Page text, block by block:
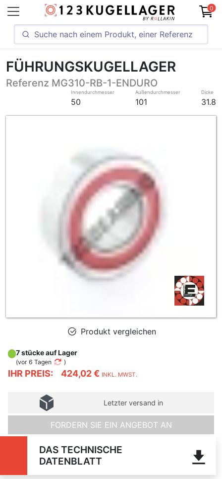
0
FÜHRUNGSKUGELLAGER
Referenz MG310-RB-1-ENDURO
Innendurchmesser
50
Außendurchmesser
101
Dicke
31.8
Produkt vergleichen
IHR PREIS: 424,02 € INKL. MWST.
7 stücke auf Lager
(vor 6 Tagen )
Letzter versand in
FORDERN SIE EIN ANGEBOT AN
DAS TECHNISCHE
DATENBLATT